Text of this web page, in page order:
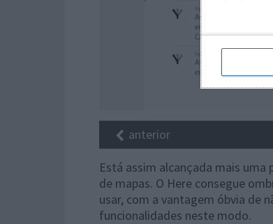
anterior
Está assim alcançada mais
de mapas. O Here consegue
usar, com a vantagem óbvia de
funcionalidades neste modo.